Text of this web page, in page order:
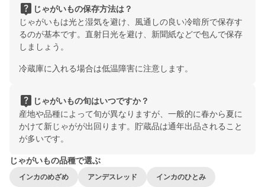
live_help じゃがいもの保存方法は？
じゃがいもは光と湿気を避け、風通しの良い冷暗所で保存す
るのが基本です。直射日光を避け、新聞紙などで包んで保存
しましょう。
冷蔵庫に入れる場合は低温障害に注意します。
live_help じゃがいもの旬はいつですか？
産地や品種によって旬が異なりますが、一般的に春から夏に
かけて新じゃがが出回ります。貯蔵品は通年出品されること
が多いです。
じゃがいもの品種で選ぶ
インカのめざめ アンデスレッド インカのひとみ